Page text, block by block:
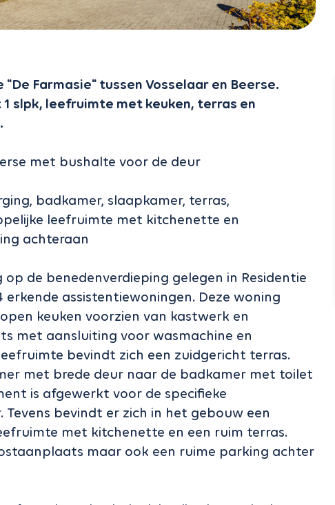
Farmasie" tussen Vosselaar en Beerse.
slpk, leefruimte met keuken, terras en
met bushalte voor de deur
badkamer, slaapkamer, terras,
leefruimte met kitchenette en
achteraan
de benedenverdieping gelegen in Residentie
erkende assistentiewoningen. Deze woning
keuken voorzien van kastwerk en
met aansluiting voor wasmachine en
bevindt zich een zuidgericht terras.
met brede deur naar de badkamer met toilet
is afgewerkt voor de specifieke
bevindt er zich in het gebouw een
met kitchenette en een ruim terras.
maar ook een ruime parking achter